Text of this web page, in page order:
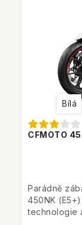
CFMOTO
Bílá
Parádně
450NK
technologie